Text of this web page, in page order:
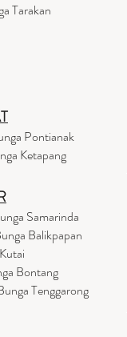
Tarakan
Pontianak
Ketapang
Samarinda
Balikpapan
Bontang
Tenggarong